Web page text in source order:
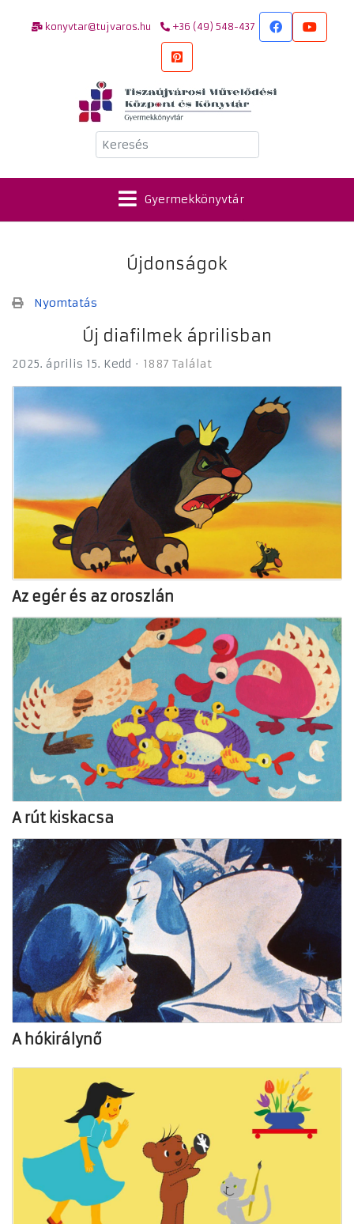
konyvtar@tujvaros.hu +36 (49) 548-437
Keresés
Gyermekkönyvtár
Újdonságok
Nyomtatás
Új diafilmek áprilisban
2025. április 15. Kedd 1887 Találat
Az egér és az oroszlán
A rút kiskacsa
A hókirálynő